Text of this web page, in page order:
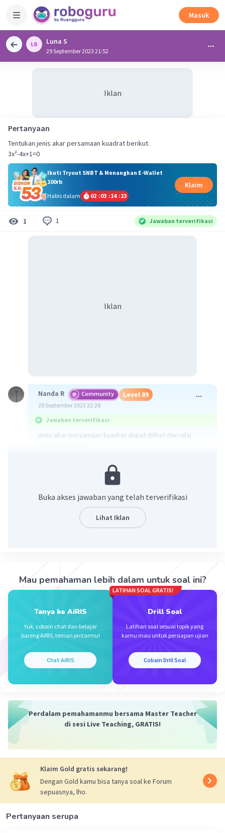
Masuk
Luna S
29 September 2023 21:52
Iklan
Pertanyaan
Tentukan jenis akar persamaan kuadrat berikut.
3x²-4x+1=0
Ikuti Tryout SNBT & Menangkan E-Wallet
100rb
Habis dalam
02 :03 :14 :23
Klaim
1 1 Jawaban terverifikasi
Iklan
Nanda R Community Level 89
29 September 2023 22:28
Jawaban terverifikasi
jenis akar persamaan kuadrat dapat dilihat dari nilai
D = b²-4ac = (-4)²-4(3)(1) = 16-12 = 4
D>0, maka jenis akarnya adalah dua akar real dan
berbeda.
Beri Rating· 0) Balas
Buka akses jawaban yang telah terverifikasi
Lihat Iklan
Mau pemahaman lebih dalam untuk soal ini?
Tanya ke AiRIS
Yuk, cobain chat dan belajar
bareng AiRIS, teman pintarmu!
Chat AiRIS
LATIHAN SOAL GRATIS!
Drill Soal
Latihan soal sesuai topik yang
kamu mau untuk persiapan ujian
Cobain Drill Soal
Perdalam pemahamanmu bersama Master Teacher
di sesi Live Teaching, GRATIS!
Klaim Gold gratis sekarang!
Dengan Gold kamu bisa tanya soal ke Forum
sepuasnya, lho.
Pertanyaan serupa